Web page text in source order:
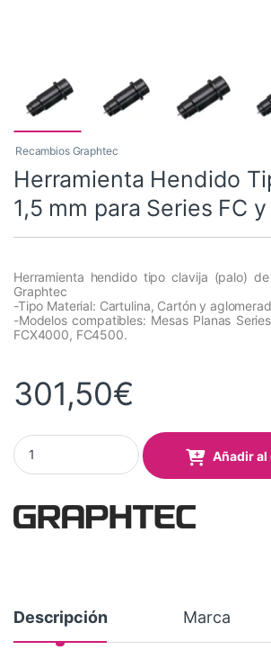
Recambios Graphtec
Herramienta Hendido
1,5 mm para Series FC y
Herramienta hendido tipo clavija (palo)
Graphtec
-Tipo Material: Cartulina, Cartón y
-Modelos compatibles: Mesas Planas
FCX4000, FC4500.
301,50€
Herramienta Hendido Tipo Clavija 1,5 mm
Añadir
Descripción Marca